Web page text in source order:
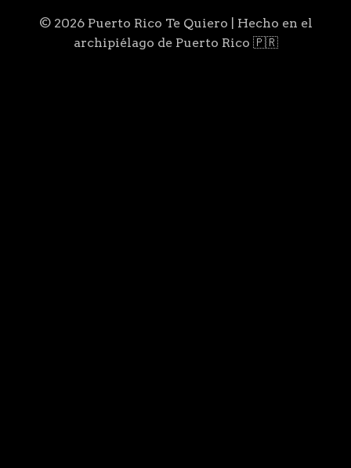
© 2026 Puerto Rico Te Quiero | Hecho en el
archipiélago de Puerto Rico 🇵🇷